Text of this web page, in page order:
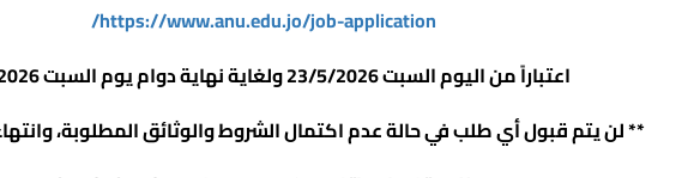
https://www.anu.edu.jo/job-application/
اعتباراً من اليوم السبت 23/5/2026 ولغاية نهاية دوام يوم السبت 6/6/2026
** لن يتم قبول أي طلب في حالة عدم اكتمال الشروط والوثائق المطلوبة،